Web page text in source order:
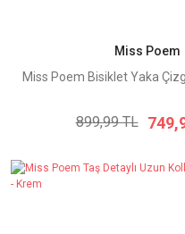
Miss Poem
Miss Poem Bisiklet Yaka
899,99 TL